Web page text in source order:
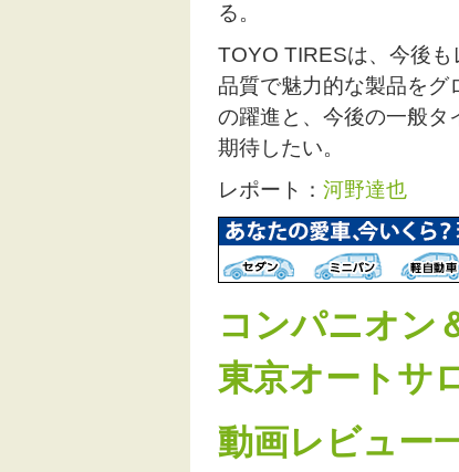
る。
TOYO TIRESは、今後
品質で魅力的な製品を
の躍進と、今後の一般タ
期待したい。
レポート： 河野達也
コンパニオン
東京オートサ
動画レビュー